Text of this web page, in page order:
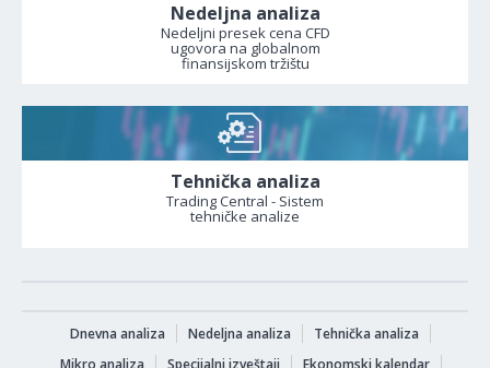
Nedeljna analiza
Nedeljni presek cena CFD
ugovora na globalnom
finansijskom tržištu
Tehnička analiza
Trading Central - Sistem
tehničke analize
Dnevna analiza Nedeljna analiza
Tehnička analiza
Mikro analiza
Specijalni izveštaji Ekonomski kalendar